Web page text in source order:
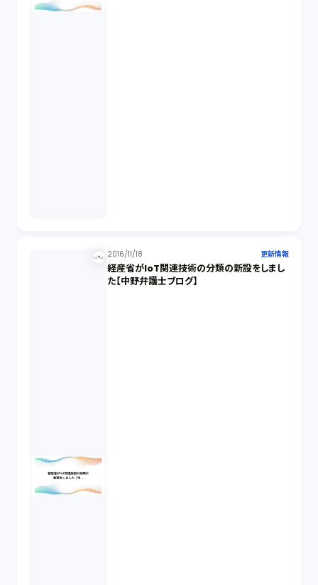
2016/11/18 更新情報
経産省がIoT関連技術の分類の新設をしまし
た【中野弁護士ブログ】